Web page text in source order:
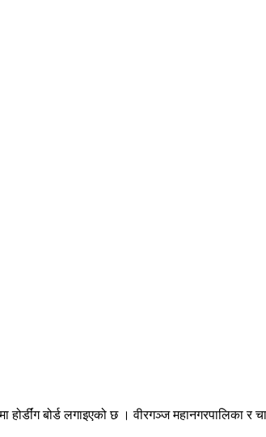
बोर्ड लगाइएको छ । वीरगञ्ज महानगरपालिका